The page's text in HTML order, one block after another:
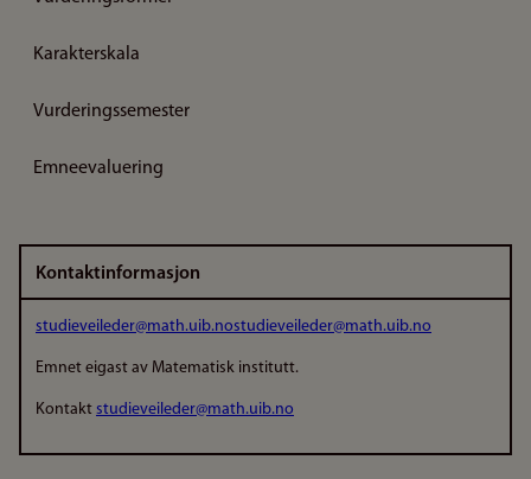
Karakterskala
Vurderingssemester
Emneevaluering
Kontaktinformasjon
studieveileder@math.uib.nostudieveileder@math.uib.no
Emnet eigast av Matematisk institutt.
Kontakt studieveileder@math.uib.no